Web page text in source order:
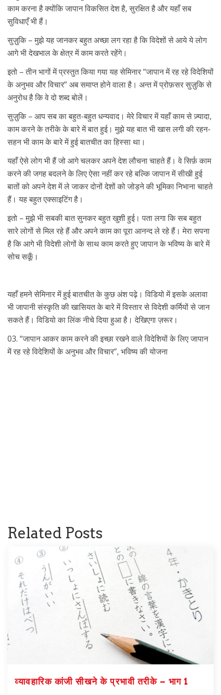
काम करना है क्योंकि जापान विकसित देश है, सुरक्षित है और यहाँ सब
सुविधाएँ भी हैं।
सुज़ुकि – मुझे यह जानकर बहुत अच्छा लग रहा है कि विदेशों से आये ये लोग
आगे भी देखभाल के क्षेत्र में काम करते रहेंगे।
इतो – तीन भागों में प्रस्तुत किया गया यह सेमिनार “जापान में रह रहे विदेशियों
के अनुभव और विचार” अब समाप्त होने वाला है। अन्त में प्रोफ़सर सुज़ुकि से
अनुरोध है कि वे दो शब्द बोलें।
सुज़ुकि – आप सब का बहुत-बहुत धन्यवाद। मेरे विचार में यहाँ काम से ज़्यादा,
काम करने के तरीके के बारे में बात हुई। मुझे यह बात भी खास लगी की रहन-
सहन भी काम के बारे में हुई बातचीत का हिस्सा था।
यहाँ ऐसे लोग भी हैं जो आगे चलकर अपने देश लौचना चाहते हैं। वे सिर्फ़ काम
करने की जगह बदलने के लिए ऐसा नहीं कर रहे बल्कि जापान में सीखी हुई
बातों को अपने देश में ले जाकर दोनों देशों को जोड़ने की भूमिका निभाना चाहते
हैं। यह बहुत एक्साइटिंग है।
इतो – मुझे भी सबकी बात सुनकर बहुत खुशी हुई। पता लगा कि सब बहुत
सारे लोगों से मिल रहे हैं और अपने काम का पूरा आनन्द ले रहे हैं। मेरा सपना
है कि आगे भी विदेशी लोगों के साथ काम करते हुए जापान के भविष्य के बारे में
सोच सकूँ।
यहाँ हमने सेमिनार में हुई बातचीत के कुछ अंश पढ़े। विडियो में इसके अलावा
भी जापानी संस्कृति की खासियत के बारे में विस्तार से विदेशी कर्मियों से जान
सकते हैं। विडियो का लिंक नीचे दिया हुआ है। देखिएगा ज़रूर।
03. “जापान आकर काम करने की इच्छा रखने वाले विदेशियों के लिए जापान
में रह रहे विदेशियों के अनुभव और विचार”, भविष्य की योजना
Related Posts
व्यावहारिक कांजी सीखने के प्रभावी तरीके – भाग 1